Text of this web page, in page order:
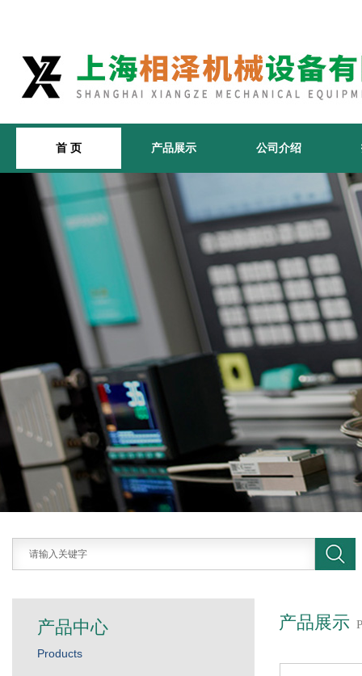
首 页 产品展示 公司介绍
产品展示
产品中心
Products